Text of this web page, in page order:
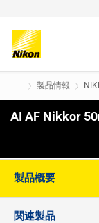
製品情報
AI AF Nikkor
製品概要
関連製品